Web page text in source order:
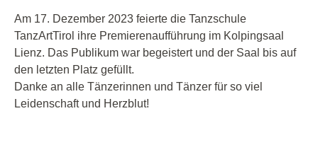
Am 17. Dezember 2023 feierte die Tanzschule
TanzArtTirol ihre Premierenaufführung im Kolpingsaal
Lienz. Das Publikum war begeistert und der Saal bis auf
den letzten Platz gefüllt.
Danke an alle Tänzerinnen und Tänzer für so viel
Leidenschaft und Herzblut!